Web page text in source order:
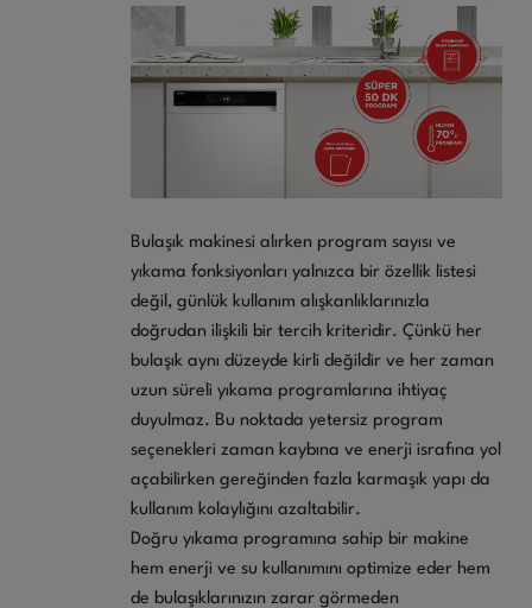
Bulaşık makinesi alırken program sayısı ve
yıkama fonksiyonları yalnızca bir özellik listesi
değil, günlük kullanım alışkanlıklarınızla
doğrudan ilişkili bir tercih kriteridir. Çünkü her
bulaşık aynı düzeyde kirli değildir ve her zaman
uzun süreli yıkama programlarına ihtiyaç
duyulmaz. Bu noktada yetersiz program
seçenekleri zaman kaybına ve enerji israfına yol
açabilirken gereğinden fazla karmaşık yapı da
kullanım kolaylığını azaltabilir.
Doğru yıkama programına sahip bir makine
hem enerji ve su kullanımını optimize eder hem
de bulaşıklarınızın zarar görmeden